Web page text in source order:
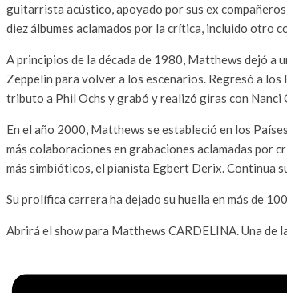
guitarrista acústico, apoyado por sus ex
diez álbumes aclamados por la crítica, incluido otro
A principios de la década de 1980, Matthews dejó a
Zeppelin para volver a los escenarios. Regresó a
tributo a Phil Ochs y grabó y realizó giras con Nanci
En el año 2000, Matthews se estableció en los
más colaboraciones en grabaciones aclamadas por
más simbióticos, el pianista Egbert Derix. Continua
Su prolífica carrera ha dejado su huella en más de
Abrirá el show para Matthews CARDELINA. Una de